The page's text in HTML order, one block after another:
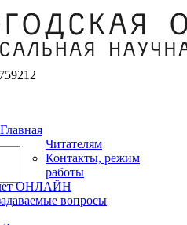
759212
Главная
Читателям
Контакты, режим
работы
ОНЛАЙН
вопросы